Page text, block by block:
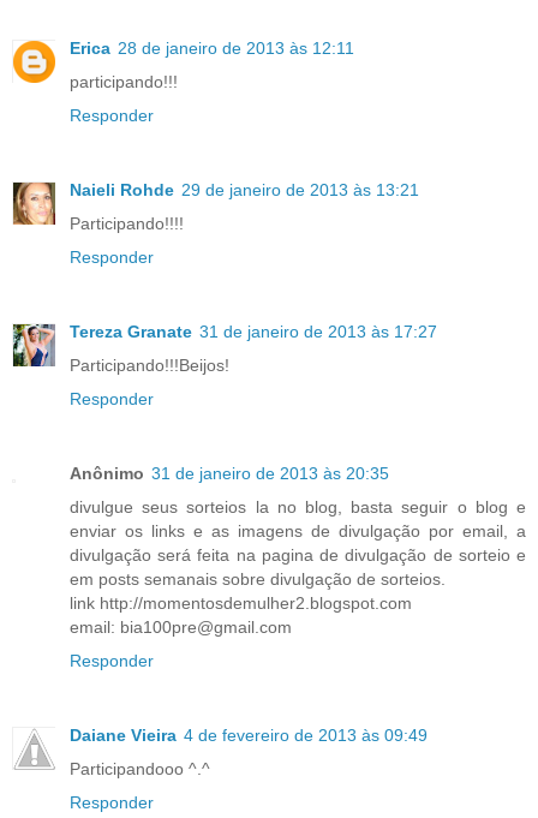
Erica 28 de janeiro de 2013 às 12:11
participando!!!
Responder
Naieli Rohde 29 de janeiro de 2013 às 13:21
Participando!!!!
Responder
Tereza Granate 31 de janeiro de 2013 às 17:27
Participando!!!Beijos!
Responder
Anônimo 31 de janeiro de 2013 às 20:35
divulgue seus sorteios la no blog, basta seguir o blog e
enviar os links e as imagens de divulgação por email, a
divulgação será feita na pagina de divulgação de sorteio e
em posts semanais sobre divulgação de sorteios.
link http://momentosdemulher2.blogspot.com
email: bia100pre@gmail.com
Responder
Daiane Vieira 4 de fevereiro de 2013 às 09:49
Participandooo ^.^
Responder